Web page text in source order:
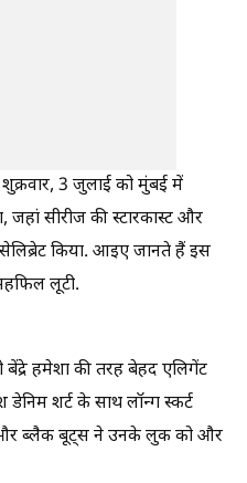
3 जुलाई को मुंबई में
जहां सीरीज की स्टारकास्ट और
किया. आइए जानते हैं इस
लूटी.
बेंद्रे हमेशा की तरह बेहद एलिगेंट
शर्ट के साथ लॉन्ग स्कर्ट
और ब्लैक बूट्स ने उनके लुक को और